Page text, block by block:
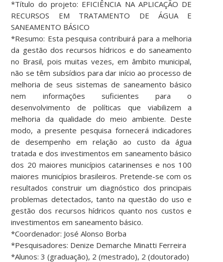
*Título do projeto: EFICIÊNCIA NA APLICAÇÃO DE
RECURSOS EM TRATAMENTO DE ÁGUA E
SANEAMENTO BÁSICO
*Resumo: Esta pesquisa contribuirá para a melhoria
da gestão dos recursos hídricos e do saneamento
no Brasil, pois muitas vezes, em âmbito municipal,
não se têm subsídios para dar início ao processo de
melhoria de seus sistemas de saneamento básico
nem informações suficientes para o
desenvolvimento de políticas que viabilizem a
melhoria da qualidade do meio ambiente. Deste
modo, a presente pesquisa fornecerá indicadores
de desempenho em relação ao custo da água
tratada e dos investimentos em saneamento básico
dos 20 maiores municípios catarinenses e nos 100
maiores municípios brasileiros. Pretende-se com os
resultados construir um diagnóstico dos principais
problemas detectados, tanto na questão do uso e
gestão dos recursos hídricos quanto nos custos e
investimentos em saneamento básico.
*Coordenador: José Alonso Borba
*Pesquisadores: Denize Demarche Minatti Ferreira
*Alunos: 3 (graduação), 2 (mestrado), 2 (doutorado)